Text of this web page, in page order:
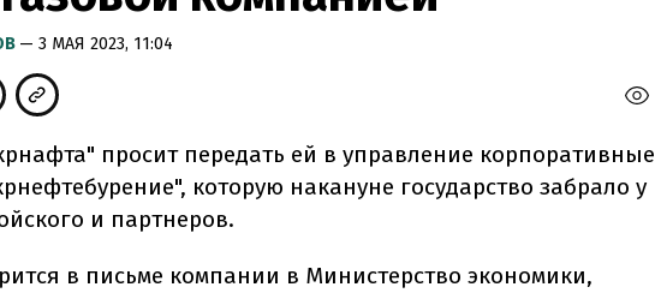
— 3 МАЯ 2023, 11:04
просит передать ей в управление корпоративные
которую накануне государство забрало у
и партнеров.
в письме компании в Министерство экономики,